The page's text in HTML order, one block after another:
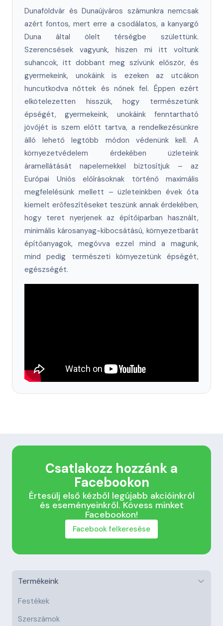
Dunaföldvár és Dunaújváros számunkra nemcsak
azért fontos, mert erre a csodálatos, a kanyargó
Duna által ölelt térségbe születtünk.
Szerencsések vagyunk, hiszen mi itt voltunk
suhancok, itt dobbant meg szívünk először, és
gyermekeink, unokáink is ezeken az utcákon
huncutkodva nőttek és nőnek fel. Éppen ezért
elkötelezetten hisszük, hogy természetünk
épségét, gyermekeink, unokáink fenntartható
jövőjét is szem előtt tartva, a rendelkezésünkre
álló lehető legtöbb módon védenünk kell. A
környezetvédelem érdekében üzleteink
áramellátását napelemekkel biztosítjuk – az
Európai Uniós előírásoknak történő maximális
megfelelésünk mellett – üzleteinkben évek óta
kiemelt erőfeszítéseket teszünk annak érdekében,
hogy teret nyerjenek az építőiparban használt,
minimális károsanyag-kibocsátású, környezetbarát
építőanyagok, megóvva ezzel mind a magunk,
mind pedig természeti környezetünk épségét,
egészségét.
Csatlakozz hozzánk a
Facebookon
Értesülj első kézből legújabb akcióinkról
és eseményeinkről. Kövess minket
Facebookon!
Facebook felkeresése
Termékeink
Festékek
Szerszámok